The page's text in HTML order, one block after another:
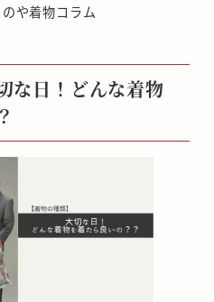
ーや着物コラム
な日！どんな着物